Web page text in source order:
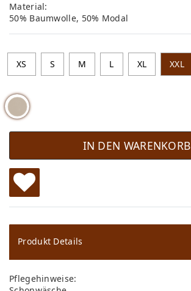
Material:
50% Baumwolle, 50% Modal
XS S M L XL XXL
IN DEN WARENKORB
W
u
ns
ch
Produkt Details
Pflegehinweise: